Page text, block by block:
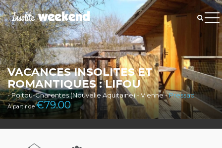
VACANCES INSOLITES ET
ROMANTIQUES : LIFOU
- Poitou-Charentes (Nouvelle Aquitaine) - Vienne -Pressac
À partir de€79.00